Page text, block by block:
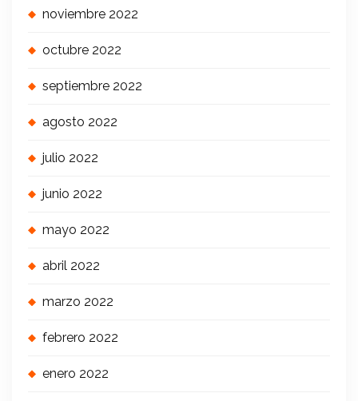
noviembre 2022
octubre 2022
septiembre 2022
agosto 2022
julio 2022
junio 2022
mayo 2022
abril 2022
marzo 2022
febrero 2022
enero 2022